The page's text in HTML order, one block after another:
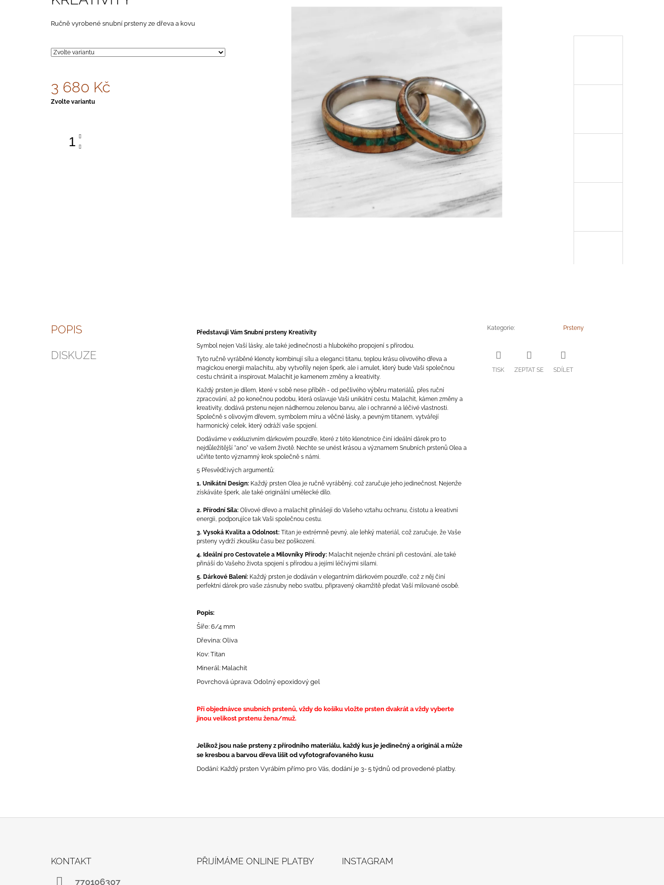
Ručně vyrobené snubní prsteny ze dřeva a kovu
3 680 Kč
Měrná
Zvolte variantu
POPIS
DISKUZE
Představuji Vám Snubní prsteny Kreativity
Symbol nejen Vaší lásky, ale také jedinečnosti a hlubokého propojení s přírodou.
Tyto ručně vyráběné klenoty kombinují sílu a eleganci titanu, teplou krásu olivového dřeva a
magickou energii malachitu, aby vytvořily nejen šperk, ale i amulet, který bude Vaši společnou
cestu chránit a inspirovat. Malachit je kamenem změny a kreativity.
Každý prsten je dílem, které v sobě nese příběh - od pečlivého výběru materiálů, přes ruční
zpracování, až po konečnou podobu, která oslavuje Vaši unikátní cestu. Malachit, kámen změny a
kreativity, dodává prstenu nejen nádhernou zelenou barvu, ale i ochranné a léčivé vlastnosti.
Společně s olivovým dřevem, symbolem míru a věčné lásky, a pevným titanem, vytvářejí
harmonický celek, který odráží vaše spojení.
Dodáváme v exkluzivním dárkovém pouzdře, které z této klenotnice činí ideální dárek pro to
nejdůležitější "ano" ve vašem životě. Nechte se unést krásou a významem Snubních prstenů Olea a
učiňte tento významný krok společně s námi.
5 Přesvědčivých argumentů:
1. Unikátní Design:Každý prsten Olea je ručně vyráběný, což zaručuje jeho jedinečnost. Nejenže
získáváte šperk, ale také originální umělecké dílo.
2. Přírodní Síla:Olivové dřevo a malachit přinášejí do Vašeho vztahu ochranu, čistotu a kreativní
energii, podporujíce tak Vaši společnou cestu.
3. Vysoká Kvalita a Odolnost:Titan je extrémně pevný, ale lehký materiál, což zaručuje, že Vaše
prsteny vydrží zkoušku času bez poškození.
4. Ideální pro Cestovatele a Milovníky Přírody:Malachit nejenže chrání při cestování, ale také
přináší do Vašeho života spojení s přírodou a jejími léčivými silami.
5. Dárkové Balení:Každý prsten je dodáván v elegantním dárkovém pouzdře, což z něj činí
perfektní dárek pro vaše zásnuby nebo svatbu, připravený okamžitě předat Vaší milované osobě.
Popis:
Šíře: 6/4 mm
Dřevina: Oliva
Kov: Titan
Minerál: Malachit
Povrchová úprava: Odolný epoxidový gel
Při objednávce snubních prstenů, vždy do košíku vložte prsten dvakrát a vždy vyberte
jinou velikost prstenu žena/muž.
Jelikož jsou naše prsteny z přírodního materiálu, každý kus je jedinečný a originál a může
se kresbou a barvou dřeva lišit od vyfotografovaného kusu
Dodání: Každý prsten Vyrábím přímo pro Vás, dodání je 3- 5 týdnů od provedené platby.
Kategorie: Prsteny
TISK ZEPTAT SE SDÍLET
4 380 Kč
3 690 Kč
KONTAKT
770106307
PŘIJÍMÁME ONLINE PLATBY INSTAGRAM